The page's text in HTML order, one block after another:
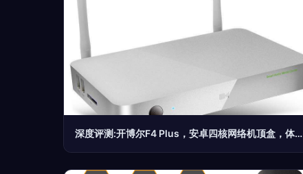
深度评测:开博尔F4 Plus，安卓四核网络机顶盒，体验极速双高清无线推送